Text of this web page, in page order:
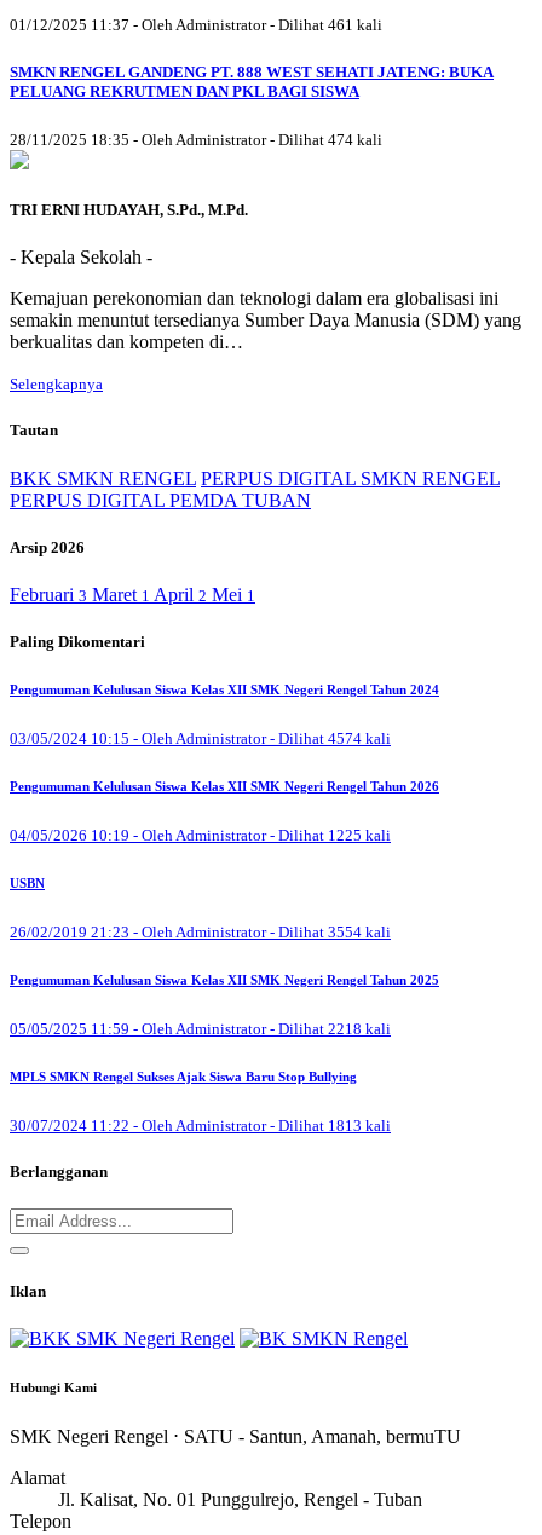
01/12/2025 11:37 - Oleh Administrator - Dilihat 461 kali
SMKN RENGEL GANDENG PT. 888 WEST SEHATI JATENG: BUKA
PELUANG REKRUTMEN DAN PKL BAGI SISWA
28/11/2025 18:35 - Oleh Administrator - Dilihat 474 kali
TRI ERNI HUDAYAH, S.Pd., M.Pd.
- Kepala Sekolah -
Kemajuan perekonomian dan teknologi dalam era globalisasi ini
semakin menuntut tersedianya Sumber Daya Manusia (SDM) yang
berkualitas dan kompeten di…
Selengkapnya
Tautan
BKK SMKN RENGEL PERPUS DIGITAL SMKN RENGEL
PERPUS DIGITAL PEMDA TUBAN
Arsip 2026
Februari 3 Maret 1 April 2 Mei 1
Paling Dikomentari
Pengumuman Kelulusan Siswa Kelas XII SMK Negeri Rengel Tahun 2024
03/05/2024 10:15 - Oleh Administrator - Dilihat 4574 kali
Pengumuman Kelulusan Siswa Kelas XII SMK Negeri Rengel Tahun 2026
04/05/2026 10:19 - Oleh Administrator - Dilihat 1225 kali
USBN
26/02/2019 21:23 - Oleh Administrator - Dilihat 3554 kali
Pengumuman Kelulusan Siswa Kelas XII SMK Negeri Rengel Tahun 2025
05/05/2025 11:59 - Oleh Administrator - Dilihat 2218 kali
MPLS SMKN Rengel Sukses Ajak Siswa Baru Stop Bullying
30/07/2024 11:22 - Oleh Administrator - Dilihat 1813 kali
Berlangganan
Iklan
Hubungi Kami
SMK Negeri Rengel ⋅ SATU - Santun, Amanah, bermuTU
Alamat
Jl. Kalisat, No. 01 Punggulrejo, Rengel - Tuban
Telepon